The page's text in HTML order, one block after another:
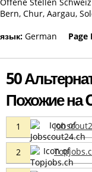
Bern, Chur, Aargau,
язык: German Page
50
Похожие на
1
2